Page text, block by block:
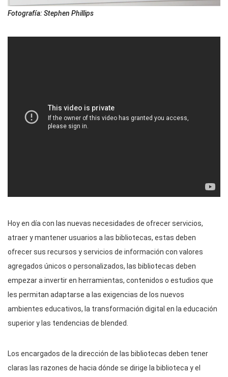
Fotografía: Stephen Phillips
Hoy en día con las nuevas necesidades de ofrecer servicios,
atraer y mantener usuarios a las bibliotecas, estas deben
ofrecer sus recursos y servicios de información con valores
agregados únicos o personalizados, las bibliotecas deben
empezar a invertir en herramientas, contenidos o estudios que
les permitan adaptarse a las exigencias de los nuevos
ambientes educativos, la transformación digital en la educación
superior y las tendencias de blended.
Los encargados de la dirección de las bibliotecas deben tener
claras las razones de hacia dónde se dirige la biblioteca y el